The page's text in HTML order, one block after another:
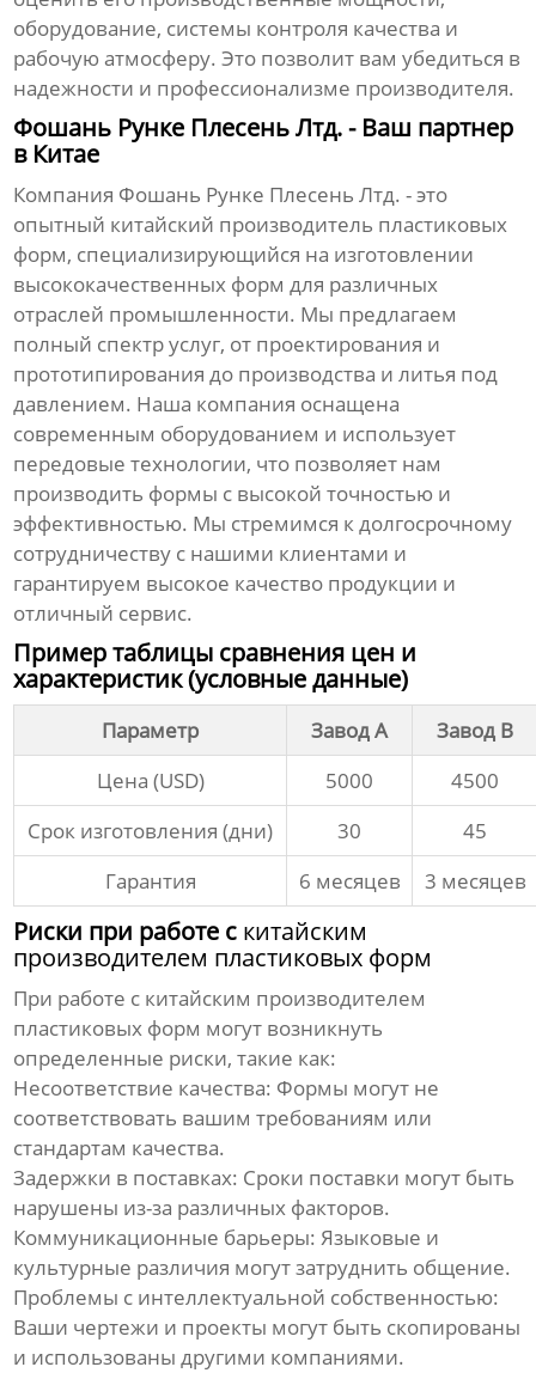
оборудование, системы контроля качества и
рабочую атмосферу. Это позволит вам убедиться в
надежности и профессионализме производителя.
Фошань Рунке Плесень Лтд. - Ваш партнер
в Китае
Компания Фошань Рунке Плесень Лтд. - это
опытный китайский производитель пластиковых
форм, специализирующийся на изготовлении
высококачественных форм для различных
отраслей промышленности. Мы предлагаем
полный спектр услуг, от проектирования и
прототипирования до производства и литья под
давлением. Наша компания оснащена
современным оборудованием и использует
передовые технологии, что позволяет нам
производить формы с высокой точностью и
эффективностью. Мы стремимся к долгосрочному
сотрудничеству с нашими клиентами и
гарантируем высокое качество продукции и
отличный сервис.
Пример таблицы сравнения цен и
характеристик (условные данные)
Параметр Завод A
Завод B
Цена (USD)
5000
4500
Срок изготовления (дни)
30
45
Гарантия
6 месяцев 3 месяцев
Риски при работе с китайским
производителем пластиковых форм
При работе с китайским производителем
пластиковых форм могут возникнуть
определенные риски, такие как:
Несоответствие качества: Формы могут не
соответствовать вашим требованиям или
стандартам качества.
Задержки в поставках: Сроки поставки могут быть
нарушены из-за различных факторов.
Коммуникационные барьеры: Языковые и
культурные различия могут затруднить общение.
Проблемы с интеллектуальной собственностью:
Ваши чертежи и проекты могут быть скопированы
и использованы другими компаниями.